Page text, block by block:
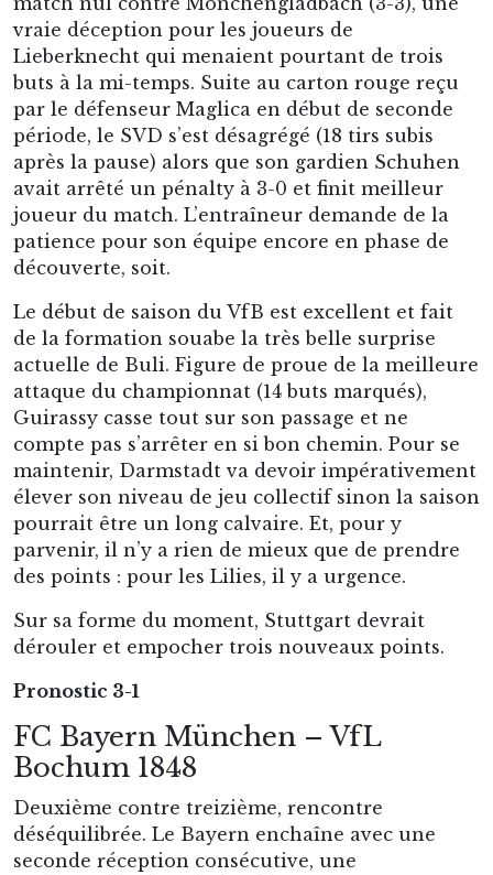
vraie déception pour les joueurs de
Lieberknecht qui menaient pourtant de trois
buts à la mi-temps. Suite au carton rouge reçu
par le défenseur Maglica en début de seconde
période, le SVD s’est désagrégé (18 tirs subis
après la pause) alors que son gardien Schuhen
avait arrêté un pénalty à 3-0 et finit meilleur
joueur du match. L’entraîneur demande de la
patience pour son équipe encore en phase de
découverte, soit.
Le début de saison du VfB est excellent et fait
de la formation souabe la très belle surprise
actuelle de Buli. Figure de proue de la meilleure
attaque du championnat (14 buts marqués),
Guirassy casse tout sur son passage et ne
compte pas s’arrêter en si bon chemin. Pour se
maintenir, Darmstadt va devoir impérativement
élever son niveau de jeu collectif sinon la saison
pourrait être un long calvaire. Et, pour y
parvenir, il n’y a rien de mieux que de prendre
des points : pour les Lilies, il y a urgence.
Sur sa forme du moment, Stuttgart devrait
dérouler et empocher trois nouveaux points.
Pronostic 3-1
FC Bayern München – VfL
Bochum 1848
Deuxième contre treizième, rencontre
déséquilibrée. Le Bayern enchaîne avec une
seconde réception consécutive, une